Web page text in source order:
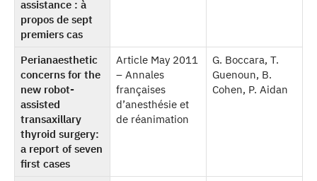
assistance : à
propos de sept
premiers cas
Perianaesthetic
concerns for the
new robot-
assisted
transaxillary
thyroid surgery:
a report of seven
first cases
Article May 2011
– Annales
françaises
d’anesthésie et
de réanimation
G. Boccara, T.
Guenoun, B.
Cohen, P. Aidan